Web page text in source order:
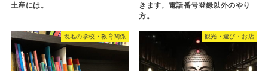
土産には。
きます。電話番号登録以外のやり
方。
現地の学校・教育関係 観光・遊び・お店